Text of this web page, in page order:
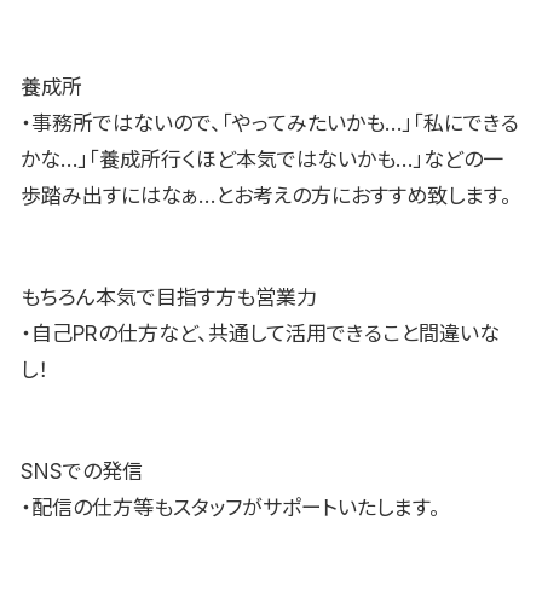
養成所
・事務所ではないので、「やってみたいかも…」「私にできる
かな…」「養成所行くほど本気ではないかも…」などの一
歩踏み出すにはなぁ…とお考えの方におすすめ致します。
もちろん本気で目指す方も営業力
・自己PRの仕方など、共通して活用できること間違いな
し！
SNSでの発信
・配信の仕方等もスタッフがサポートいたします。